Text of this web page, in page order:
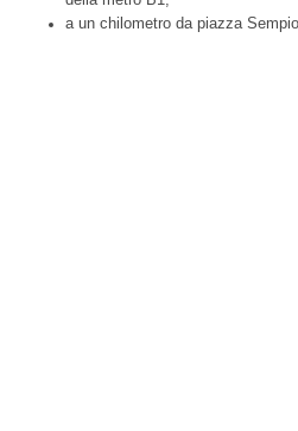
a un chilometro da piazza